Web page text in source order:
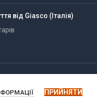
від Giasco (Італія)
ПРИЙНЯТИ